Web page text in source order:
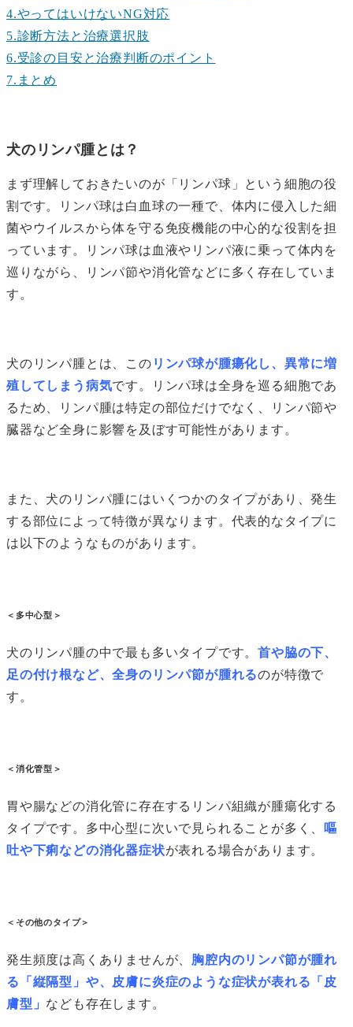
4.やってはいけないNG対応
5.診断方法と治療選択肢
6.受診の目安と治療判断のポイント
7.まとめ
犬のリンパ腫とは？
まず理解しておきたいのが「リンパ球」という細胞の役
割です。リンパ球は白血球の一種で、体内に侵入した細
菌やウイルスから体を守る免疫機能の中心的な役割を担
っています。リンパ球は血液やリンパ液に乗って体内を
巡りながら、リンパ節や消化管などに多く存在していま
す。
犬のリンパ腫とは、この リンパ球が腫瘍化し、異常に増
殖してしまう病気です。リンパ球は全身を巡る細胞であ
るため、リンパ腫は特定の部位だけでなく、リンパ節や
臓器など全身に影響を及ぼす可能性があります。
また、犬のリンパ腫にはいくつかのタイプがあり、発生
する部位によって特徴が異なります。代表的なタイプに
は以下のようなものがあります。
＜多中心型＞
犬のリンパ腫の中で最も多いタイプです。首や脇の下、
足の付け根など、全身のリンパ節が腫れるのが特徴で
す。
＜消化管型＞
胃や腸などの消化管に存在するリンパ組織が腫瘍化する
タイプです。多中心型に次いで見られることが多く、
嘔
吐や下痢などの消化器症状が表れる場合があります。
＜その他のタイプ＞
発生頻度は高くありませんが、 胸腔内のリンパ節が腫れ
る「縦隔型」や、皮膚に炎症のような症状が表れる「皮
膚型」 なども存在します。